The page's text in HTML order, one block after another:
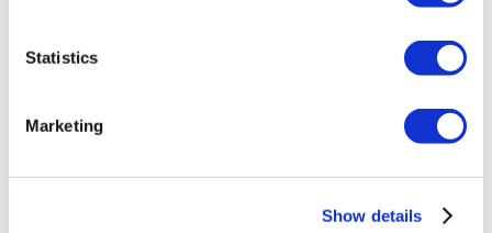
Statistics
Marketing
Show details